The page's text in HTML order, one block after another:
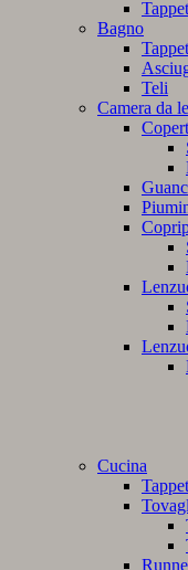
Bagno
Teli
Camera da
Cucina